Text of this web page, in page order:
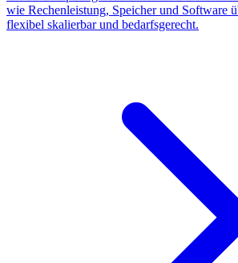
wie Rechenleistung, Speicher und Software
flexibel skalierbar und bedarfsgerecht.